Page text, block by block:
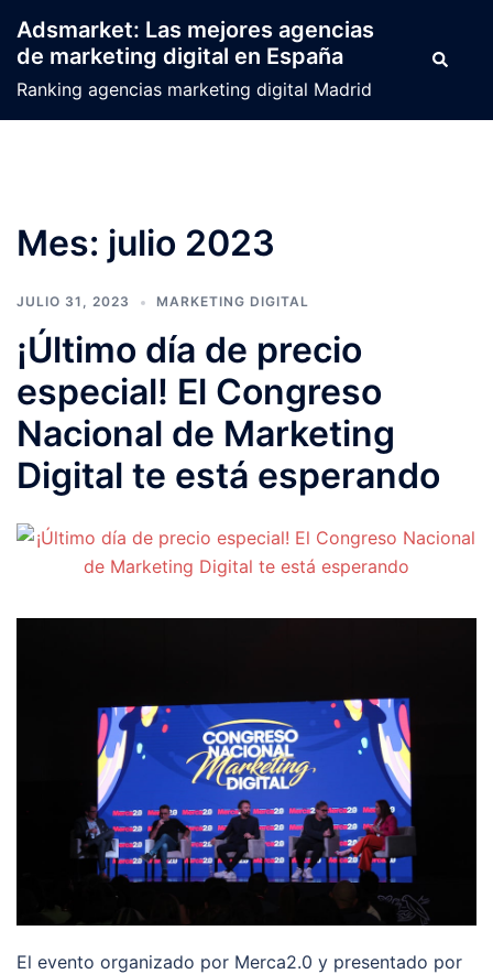
contenido
Adsmarket: Las mejores agencias
de marketing digital en España
Ranking agencias marketing digital Madrid
Buscar
Mes: julio 2023
JULIO 31, 2023 MARKETING DIGITAL
¡Último día de precio
especial! El Congreso
Nacional de Marketing
Digital te está esperando
El evento organizado por Merca2.0 y presentado por